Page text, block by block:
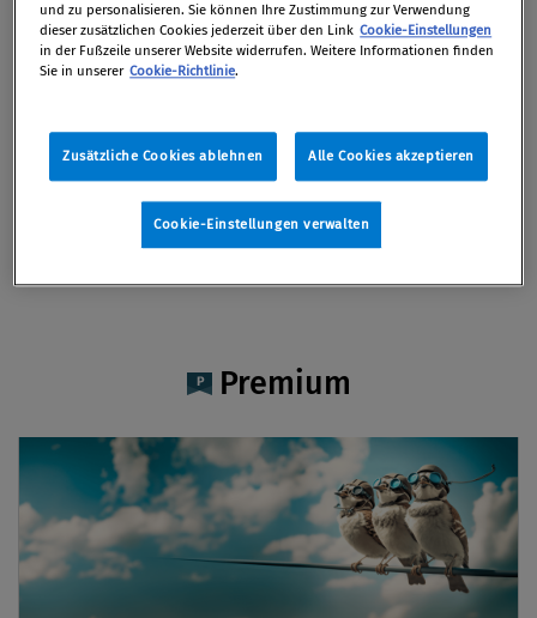
Artikel auf Xing teilen
Artikel auf linkedIn teilen
Artikel auf Facebook teilen
Artikellink kopieren
Artikel per Mail teilen
Vita
MR Helmut Wiesenfellner ist in der Abteilung für
Betrugsbekämpfung des BMF tätig, u.a. in der
Ausarbeitung legistischer Vorschläge.
Premium
und zu personalisieren. Sie können Ihre Zustimmung zur Verwendung
dieser zusätzlichen Cookies jederzeit über den Link Cookie-Einstellungen
in der Fußzeile unserer Website widerrufen. Weitere Informationen finden
Sie in unserer Cookie-Richtlinie.
Zusätzliche Cookies ablehnen Alle Cookies akzeptieren
Cookie-Einstellungen verwalten